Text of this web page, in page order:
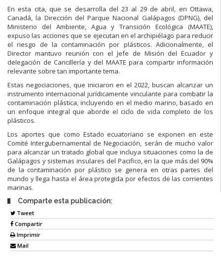
En esta cita, que se desarrolla del 23 al 29 de abril, en Ottawa,
Canadá, la Dirección del Parque Nacional Galápagos (DPNG), del
Ministerio del Ambiente, Agua y Transición Ecológica (MAATE),
expuso las acciones que se ejecutan en el archipiélago para reducir
el riesgo de la contaminación por plásticos. Adicionalmente, el
Director mantuvo reunión con el Jefe de Misión del Ecuador y
delegación de Cancillería y del MAATE para compartir información
relevante sobre tan importante tema.
Estas negociaciones, que iniciaron en el 2022, buscan alcanzar un
instrumento internacional jurídicamente vinculante para combatir la
contaminación plástica, incluyendo en el medio marino, basado en
un enfoque integral que aborde el ciclo de vida completo de los
plásticos.
Los aportes que como Estado ecuatoriano se exponen en este
Comité Intergubernamental de Negociación, serán de mucho valor
para alcanzar un tratado global que incluya situaciones como la de
Galápagos y sistemas insulares del Pacifico, en la que más del 90%
de la contaminación por plástico se genera en otras partes del
mundo y llega hasta el área protegida por efectos de las corrientes
marinas.
Comparte esta publicación:
Tweet
Compartir
Imprimir
Mail